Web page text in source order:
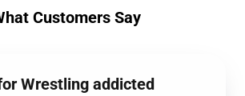
Customers Say
Wrestling addicted